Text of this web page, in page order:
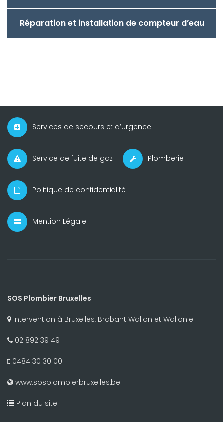
Réparation et installation de compteur d’eau
Services de secours et d’urgence
Service de fuite de gaz Plomberie
Politique de confidentialité
Mention Légale
SOS Plombier Bruxelles
Intervention à Bruxelles, Brabant Wallon et Wallonie
02 892 39 49
0484 30 30 00
www.sosplombierbruxelles.be
Plan du site